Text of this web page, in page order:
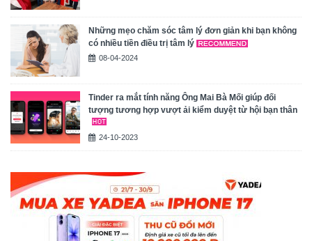
Những mẹo chăm sóc tâm lý đơn giản khi bạn không
có nhiều tiền điều trị tâm lý
08-04-2024
Tinder ra mắt tính năng Ông Mai Bà Mối giúp đối
tượng tương hợp vượt ải kiểm duyệt từ hội bạn thân
24-10-2023